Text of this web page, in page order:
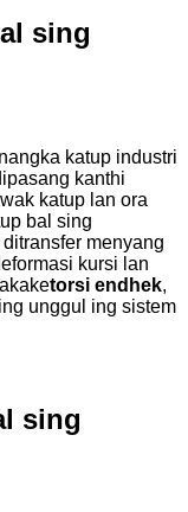
sing
katup industri
kanthi
katup lan ora
bal sing
menyang
kursi lan
torsi endhek,
unggul ing sistem
sing